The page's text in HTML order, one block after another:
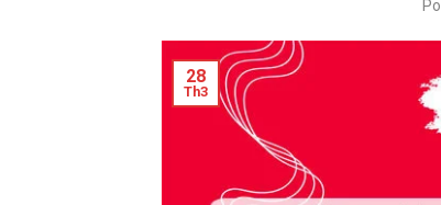
28
Th3